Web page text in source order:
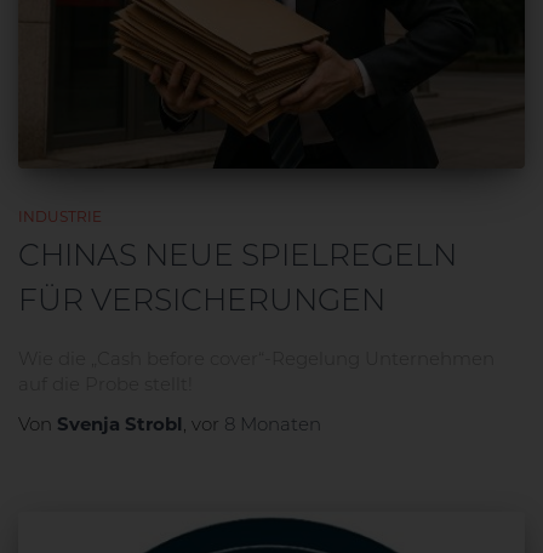
INDUSTRIE
CHINAS NEUE SPIELREGELN
FÜR VERSICHERUNGEN
Von Svenja Strobl , vor 8 Monaten